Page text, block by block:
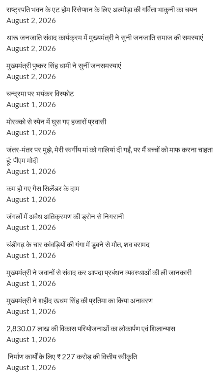
राष्ट्रपति भवन के एट होम रिसेप्शन के लिए अल्मोड़ा की गर्विता भाकुनी का चयन
August 2, 2026
थारू जनजाति संवाद कार्यक्रम में मुख्यमंत्री ने सुनी जनजाति समाज की समस्याएं
August 2, 2026
मुख्यमंत्री पुष्कर सिंह धामी ने सुनीं जनसमस्याएं
August 2, 2026
चन्द्रमा पर भयंकर विस्फोट
August 1, 2026
मोरक्को से स्पेन में घुस गए हजारों प्रवासी
August 1, 2026
जंतर-मंतर पर मुझे, मेरी स्वर्गीय मां को गालियां दी गईं, पर मैं बच्चों को माफ करना चाहता
हूं: पीएम मोदी
August 1, 2026
कम हो गए गैस सिलेंडर के दाम
August 1, 2026
जंगलों में अवैध अतिक्रमण की ड्रोन से निगरानी
August 1, 2026
चंडीगढ़ के चार कांवड़ियों की गंगा में डूबने से मौत, शव बरामद
August 1, 2026
मुख्यमंत्री ने जवानों से संवाद कर आपदा प्रबंधन व्यवस्थाओं की ली जानकारी
August 1, 2026
मुख्यमंत्री ने शहीद ऊधम सिंह की प्रतिमा का किया अनावरण
August 1, 2026
2,830.07 लाख की विकास परियोजनाओं का लोकार्पण एवं शिलान्यास
August 1, 2026
निर्माण कार्यों के लिए ₹ 227 करोड़ की वित्तीय स्वीकृति
August 1, 2026